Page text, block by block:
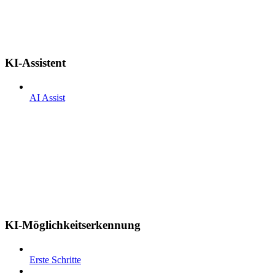
KI-Assistent
AI Assist
KI-Möglichkeitserkennung
Erste Schritte